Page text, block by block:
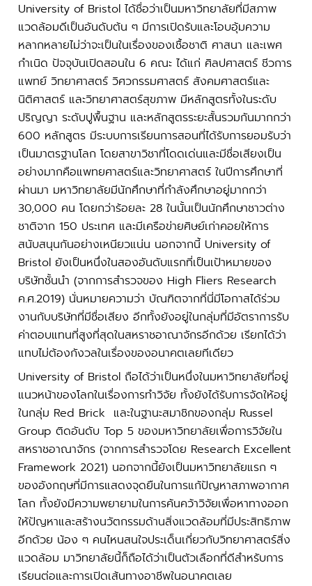
University of Bristol ได้ชื่อว่าเป็นมหาวิทยาลัยที่มีสภาพ
แวดล้อมดีเป็นอันดับต้น ๆ มีการเปิดรับและโอบอุ้มความ
หลากหลายไม่ว่าจะเป็นในเรื่องของเชื้อชาติ ศาสนา และเพศ
กำเนิด ปัจจุบันเปิดสอนใน 6 คณะ ได้แก่ ศิลปศาสตร์ ชีวการ
แพทย์ วิทยาศาสตร์ วิศวกรรมศาสตร์ สังคมศาสตร์และ
นิติศาสตร์ และวิทยาศาสตร์สุขภาพ มีหลักสูตรทั้งในระดับ
ปริญญา ระดับปูพื้นฐาน และหลักสูตรระยะสั้นรวมกันมากกว่า
600 หลักสูตร มีระบบการเรียนการสอนที่ได้รับการยอมรับว่า
เป็นมาตรฐานโลก โดยสาขาวิชาที่โดดเด่นและมีชื่อเสียงเป็น
อย่างมากคือแพทยศาสตร์และวิทยาศาสตร์ ในปีการศึกษาที่
ผ่านมา มหาวิทยาลัยมีนักศึกษาที่กำลังศึกษาอยู่มากกว่า
30,000 คน โดยกว่าร้อยละ 28 ในนั้นเป็นนักศึกษาชาวต่าง
ชาติจาก 150 ประเทศ และมีเครือข่ายศิษย์เก่าคอยให้การ
สนับสนุนกันอย่างเหนียวแน่น นอกจากนี้ University of
Bristol ยังเป็นหนึ่งในสองอันดับแรกที่เป็นเป้าหมายของ
บริษัทชั้นนำ (จากการสำรวจของ High Fliers Research
ค.ศ.2019) นั่นหมายความว่า บัณฑิตจากที่นี่มีโอกาสได้ร่วม
งานกับบริษัทที่มีชื่อเสียง อีกทั้งยังอยู่ในกลุ่มที่มีอัตราการรับ
ค่าตอบแทนที่สูงที่สุดในสหราชอาณาจักรอีกด้วย เรียกได้ว่า
แทบไม่ต้องกังวลในเรื่องของอนาคตเลยทีเดียว
University of Bristol ถือได้ว่าเป็นหนึ่งในมหาวิทยาลัยที่อยู่
แนวหน้าของโลกในเรื่องการทำวิจัย ทั้งยังได้รับการจัดให้อยู่
ในกลุ่ม Red Brick และในฐานะสมาชิกของกลุ่ม Russel
Group ติดอันดับ Top 5 ของมหาวิทยาลัยเพื่อการวิจัยใน
สหราชอาณาจักร (จากการสำรวจโดย Research Excellent
Framework 2021) นอกจากนี้ยังเป็นมหาวิทยาลัยแรก ๆ
ของอังกฤษที่มีการแสดงจุดยืนในการแก้ปัญหาสภาพอากาศ
โลก ทั้งยังมีความพยายามในการค้นคว้าวิจัยเพื่อหาทางออก
ให้ปัญหาและสร้างนวัตกรรมด้านสิ่งแวดล้อมที่มีประสิทธิภาพ
อีกด้วย น้อง ๆ คนไหนสนใจประเด็นเกี่ยวกับวิทยาศาสตร์สิ่ง
แวดล้อม มาวิทยาลัยนี้ก็ถือได้ว่าเป็นตัวเลือกที่ดีสำหรับการ
เรียนต่อและการเปิดเส้นทางอาชีพในอนาคตเลย